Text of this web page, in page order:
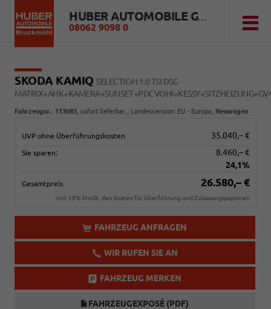
HUBER AUTOMOBILE GMBH
08062 9098 0
SKODA KAMIQ SELECTION 1.0 TSI DSG
Fahrzeugnr.: 113083 sofort lieferbar , Landesversion: EU - Europa, Neuwagen
UVP ohne Überführungskosten 35.040,– €
Sie sparen:
8.460,– €
24,1%
Gesamtpreis 26.580,– €
incl. 19% MwSt., den Kosten für Überführung und Zulassungspapieren
FAHRZEUG ANFRAGEN
WIR RUFEN SIE AN
FAHRZEUG MERKEN
FAHRZEUGEXPOSÉ (PDF)